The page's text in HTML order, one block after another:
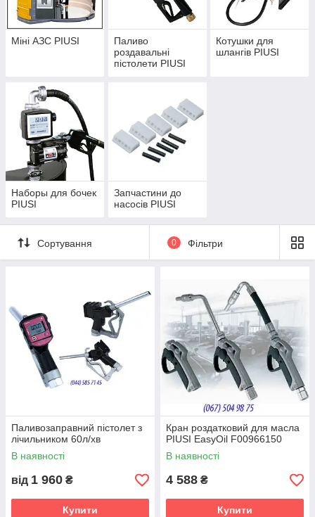
Міні АЗС PIUSI
Паливо
роздавальні
пістолети PIUSI
Котушки для
шлангів PIUSI
Наборы для бочек
PIUSI
Запчастини до
насосів PIUSI
Сортування 0 Фільтри
Паливозаправний пістолет з
лічильником 60л/хв
В наявності
від 1 960 ₴
Купити
Кран роздатковий для масла
PIUSI EasyOil F00966150
В наявності
4 588 ₴
Купити